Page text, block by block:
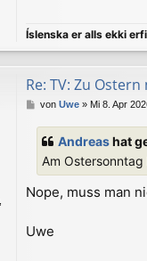
Íslenska er alls ekki
Re: TV: Zu Ostern
B
a
g
von Uwe» Mi 8. Apr
Andreashat
Am
Nope, muss man
Uwe